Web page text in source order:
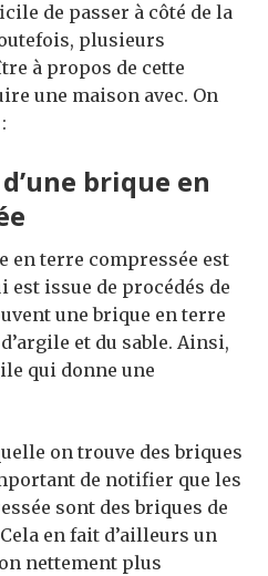
de passer à côté de la
plusieurs
à propos de cette
une maison avec. On
brique en
en terre compressée est
issue de procédés de
une brique en terre
et du sable. Ainsi,
qui donne une
on trouve des briques
de notifier que les
sont des briques de
en fait d’ailleurs un
nettement plus